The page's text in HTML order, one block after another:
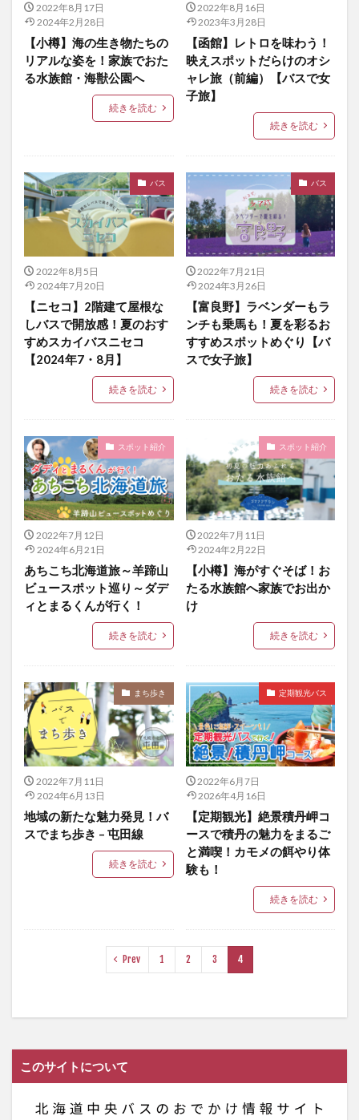
2022年8月17日
2024年2月28日
【小樽】海の生き物たちの
リアルな姿を！家族でおた
る水族館・海獣公園へ
続きを読む
2022年8月16日
2023年3月28日
【函館】レトロを味わう！
映えスポットだらけのオシ
ャレ旅（前編）【バスで女
子旅】
続きを読む
バス
2022年8月5日
2024年7月20日
【ニセコ】2階建て屋根な
しバスで開放感！夏のおす
すめスカイバスニセコ
【2024年7・8月】
続きを読む
バス
2022年7月21日
2024年3月26日
【富良野】ラベンダーもラ
ンチも乗馬も！夏を彩るお
すすめスポットめぐり【バ
スで女子旅】
続きを読む
スポット紹介
2022年7月12日
2024年6月21日
あちこち北海道旅～羊蹄山
ビュースポット巡り～ダデ
ィとまるくんが行く！
続きを読む
スポット紹介
2022年7月11日
2024年2月22日
【小樽】海がすぐそば！お
たる水族館へ家族でお出か
け
続きを読む
まち歩き
2022年7月11日
2024年6月13日
地域の新たな魅力発見！バ
スでまち歩き – 屯田線
続きを読む
定期観光バス
2022年6月7日
2026年4月16日
【定期観光】絶景積丹岬コ
ースで積丹の魅力をまるご
と満喫！カモメの餌やり体
験も！
続きを読む
Prev 1 2 3 4
このサイトについて